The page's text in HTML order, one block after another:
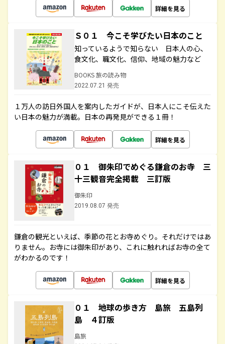
詳細を見る
Ｓ０１ 今こそ学びたい日本のこと
知っているようで知らない 日本人の心、
食文化、職文化、信仰、地域の魅力など
BOOKS 旅の読み物
2022.07.21 発売
１万人の訪日外国人を案内したガイドが、日本人にこそ伝えた
い日本の魅力が満載。日本の再発見ができる１冊！
詳細を見る
０１ 御朱印でめぐる鎌倉のお寺 三
十三観音完全掲載 三訂版
御朱印
2019.08.07 発売
鎌倉の観光といえば、季節の花とお寺めぐり。それだけではあ
りません。お寺には御朱印があり、これに触れればお寺の全て
がわかるのです！
詳細を見る
０１ 地球の歩き方 島旅 五島列
島 ４訂版
島旅